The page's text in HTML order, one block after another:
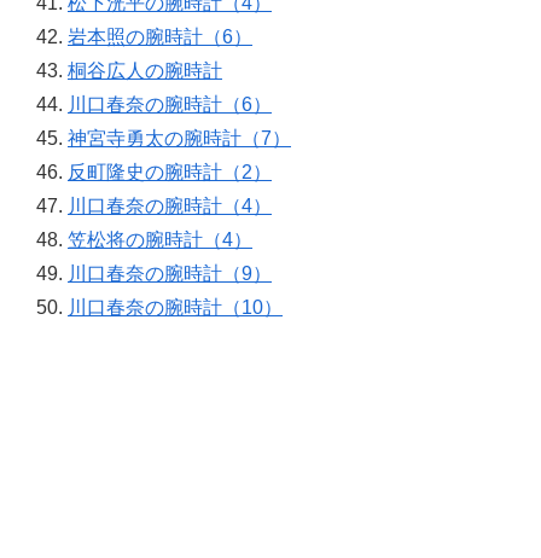
岩本照の腕時計（6）
桐谷広人の腕時計
川口春奈の腕時計（6）
神宮寺勇太の腕時計（7）
反町隆史の腕時計（2）
川口春奈の腕時計（4）
笠松将の腕時計（4）
川口春奈の腕時計（9）
川口春奈の腕時計（10）